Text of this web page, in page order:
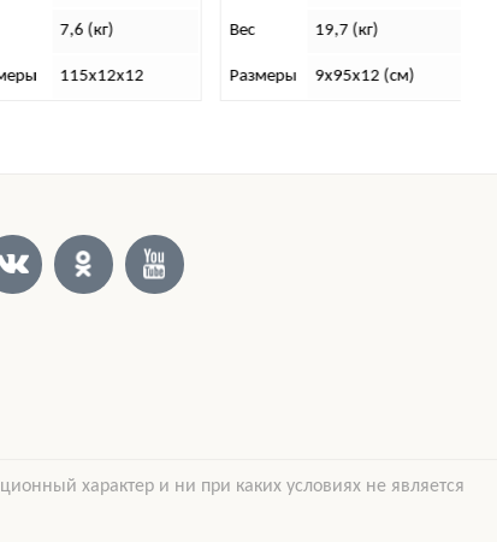
19,7 (кг)
9х95х12 (см)
Вес 6 200 г.
Размеры 68х11х11
характер и ни при каких условиях не является